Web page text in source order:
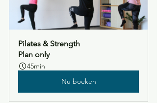
Pilates & Strength
Plan only
45min
Nu boeken